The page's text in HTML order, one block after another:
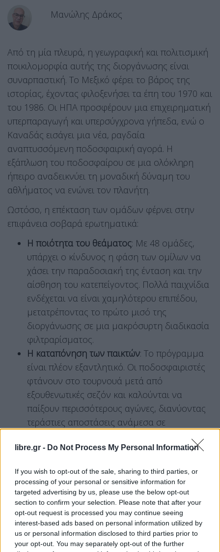
libre.gr - Do Not Process My Personal Information
If you wish to opt-out of the sale, sharing to third parties, or
processing of your personal or sensitive information for
targeted advertising by us, please use the below opt-out
section to confirm your selection. Please note that after your
opt-out request is processed you may continue seeing
interest-based ads based on personal information utilized by
us or personal information disclosed to third parties prior to
your opt-out. You may separately opt-out of the further
Μανώλης Δράκος
Από τη μία πλευρά, η γεωγραφική και πολιτισμική
ποικιλομορφία αυτής της διοργάνωσης είναι
συναρπαστική. Το Μεξικό φέρει το βάρος της
ιστορίας, έχοντας φιλοξενήσει τα έπη του 1970 και
του 1986. Οι ΗΠΑ προσφέρουν μια επιχειρηματική
υπερπαραγωγή και υπερσύγχρονα γήπεδα, ενώ ο
Καναδάς εισάγει μια νέα, ραγδαία
αναπτυσσόμενη ποδοσφαιρική αγορά. Η
εξάπλωση του ποδοσφαίρου σε μια ολόκληρη
ήπειρο αναδεικνύει τη μοναδική δύναμη του
αθλήματος να ενώνει τον πλανήτη.
Ωστόσο, η επέκταση των ομάδων φέρνει στην
επιφάνεια σοβαρά ερωτηματικά:
Η ποιότητα του θεάματος: Με 48 ομάδες,
υπάρχει ο κίνδυνος η φάση των ομίλων να
χάσει την παραδοσιακή της ένταση και την
αίσθηση του κατεπείγοντος. Πολλά παιχνίδια
ενδέχεται να είναι χαμηλότερου επιπέδου,
μετατρέποντας το πρώτο μισό της
διοργάνωσης σε μια μακρόσυρτη διαδικασία
φιλτραρίσματος.
Η καταπόνηση των παικτών: Το πρόγραμμα
είναι πλέον εξαντλητικό. Οι ποδοσφαιριστές
φτάνουν στο τουρνουά μετά από
εξουθενωτικές σεζόν και καλούνται να
παίξουν περισσότερους αγώνες, διανύοντας
τεράστιες αποστάσεις ανάμεσα σε
Η εμπορευματοποίηση : Η γιγάντωση της
οικονομικά πλάνα της FIFA για αυξημένα
έσοδα, τηλεοπτικά δικαιώματα και εισιτήρια,
θέτοντας σε δεύτερη μοίρα τη ρομαντική
πλευρά μιας άλλοτε «κλειστής»
ποδοσφαιρικής ελίτ.